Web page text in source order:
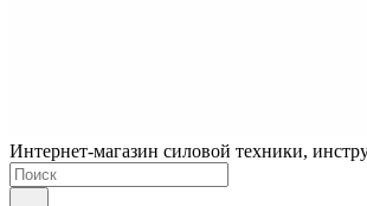
Интернет-магазин силовой техники,